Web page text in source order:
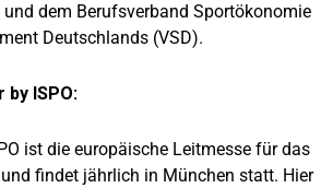
dem Berufsverband Sportökonomie
Deutschlands (VSD).
by ISPO:
ist die europäische Leitmesse für das
findet jährlich in München statt. Hier